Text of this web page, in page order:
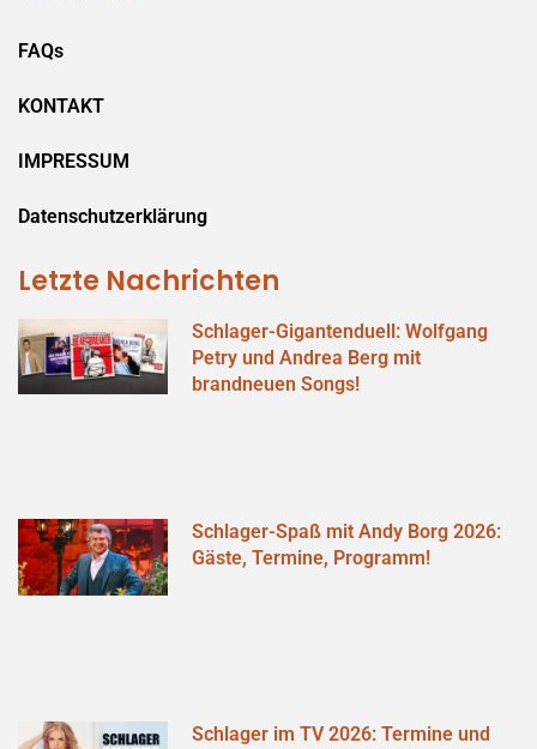
FAQs
KONTAKT
IMPRESSUM
Datenschutzerklärung
Letzte Nachrichten
Schlager-Gigantenduell: Wolfgang
Petry und Andrea Berg mit
brandneuen Songs!
Schlager-Spaß mit Andy Borg 2026:
Gäste, Termine, Programm!
Schlager im TV 2026: Termine und